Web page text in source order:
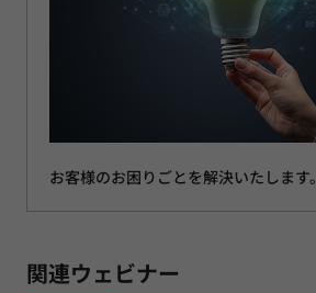
お客様のお困りごとを解決いたします。
関連ウェビナー